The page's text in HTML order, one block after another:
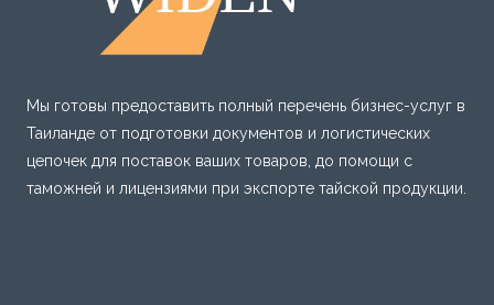
Мы готовы предоставить полный перечень бизнес-услуг в
Таиланде от подготовки документов и логистических
цепочек для поставок ваших товаров, до помощи с
таможней и лицензиями при экспорте тайской продукции.